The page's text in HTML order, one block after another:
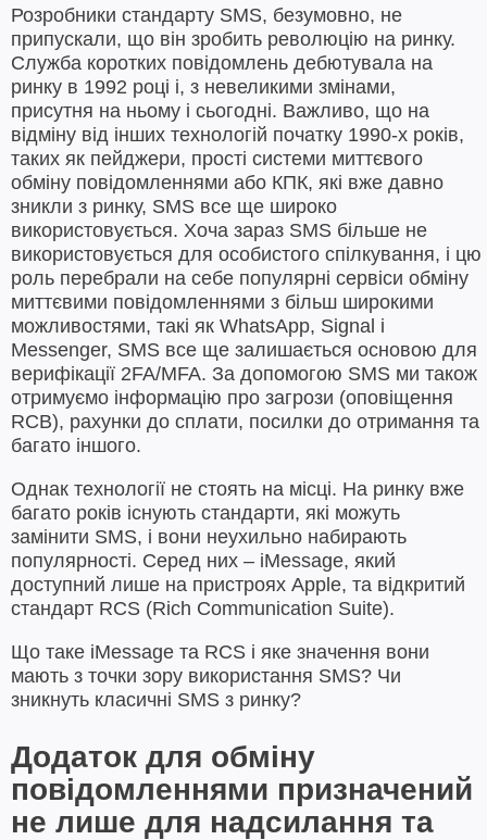
Розробники стандарту SMS, безумовно, не
припускали, що він зробить революцію на ринку.
Служба коротких повідомлень дебютувала на
ринку в 1992 році і, з невеликими змінами,
присутня на ньому і сьогодні. Важливо, що на
відміну від інших технологій початку 1990-х років,
таких як пейджери, прості системи миттєвого
обміну повідомленнями або КПК, які вже давно
зникли з ринку, SMS все ще широко
використовується. Хоча зараз SMS більше не
використовується для особистого спілкування, і цю
роль перебрали на себе популярні сервіси обміну
миттєвими повідомленнями з більш широкими
можливостями, такі як WhatsApp, Signal і
Messenger, SMS все ще залишається основою для
верифікації 2FA/MFA. За допомогою SMS ми також
отримуємо інформацію про загрози (оповіщення
RCB), рахунки до сплати, посилки до отримання та
багато іншого.
Однак технології не стоять на місці. На ринку вже
багато років існують стандарти, які можуть
замінити SMS, і вони неухильно набирають
популярності. Серед них – iMessage, який
доступний лише на пристроях Apple, та відкритий
стандарт RCS (Rich Communication Suite).
Що таке iMessage та RCS і яке значення вони
мають з точки зору використання SMS? Чи
зникнуть класичні SMS з ринку?
Додаток для обміну
повідомленнями призначений
не лише для надсилання та